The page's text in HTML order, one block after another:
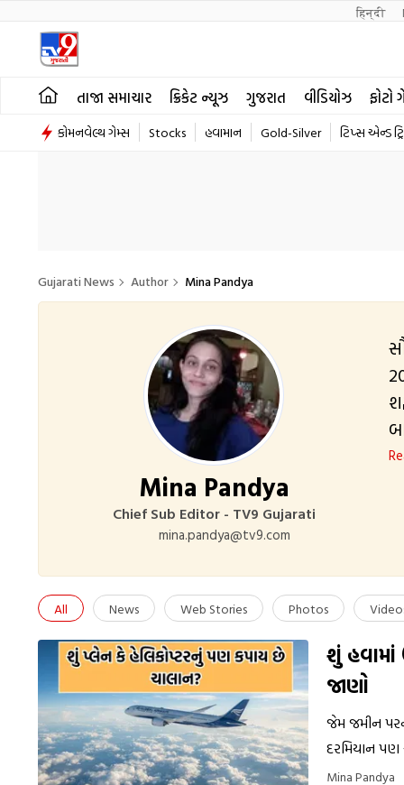
हिन्दी
તાજા સમાચાર ક્રિકેટ ન્યૂઝ ગુજરાત વીડિયોઝ ફોટો
કોમનવેલ્થ ગેમ્સ Stocks હવામાન Gold-Silver ટિપ્સ એન્ડ
Gujarati News Author Mina Pandya
Mina Pandya
Chief Sub Editor - TV9 Gujarati
mina.pandya@tv9.com
2014 હૈદરાબાદથી
All News Web Stories Photos
શું
જાણો
જેમ જમીન
દરમિયાન
Mina Pandya